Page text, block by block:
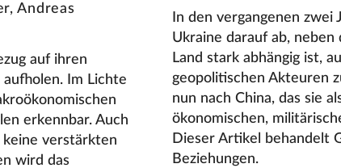
Andreas
auf ihren
Im Lichte
erkennbar. Auch
verstärkten
wird das
In den vergangenen
Ukraine darauf ab, neben
Land stark abhängig ist,
geopolitischen Akteuren
nun nach China, das sie
ökonomischen,
Dieser Artikel behandelt
Beziehungen.